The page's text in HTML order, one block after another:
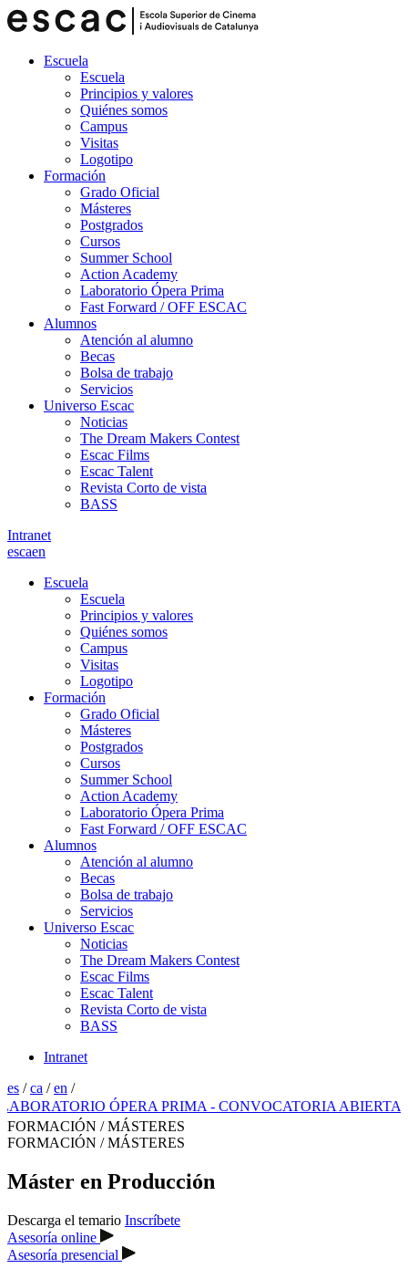
Escuela
Escuela
Principios y valores
Quiénes somos
Campus
Visitas
Logotipo
Formación
Grado Oficial
Másteres
Postgrados
Cursos
Summer School
Action Academy
Laboratorio Ópera Prima
Fast Forward / OFF ESCAC
Alumnos
Atención al alumno
Becas
Bolsa de trabajo
Servicios
Universo Escac
Noticias
The Dream Makers Contest
Escac Films
Escac Talent
Revista Corto de vista
BASS
Intranet
escaen
Escuela
Escuela
Principios y valores
Quiénes somos
Campus
Visitas
Logotipo
Formación
Grado Oficial
Másteres
Postgrados
Cursos
Summer School
Action Academy
Laboratorio Ópera Prima
Fast Forward / OFF ESCAC
Alumnos
Atención al alumno
Becas
Bolsa de trabajo
Servicios
Universo Escac
Noticias
The Dream Makers Contest
Escac Films
Escac Talent
Revista Corto de vista
BASS
Intranet
es /ca /en /
ÓPERA PRIMA - CONVOCATORIA ABIERTA 2026
FORMACIÓN / MÁSTERES
FORMACIÓN / MÁSTERES
Máster en Producción
Descarga el temario Inscríbete
Asesoría online
Asesoría presencial